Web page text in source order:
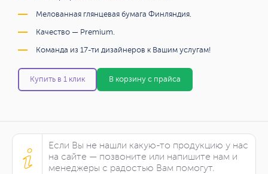
Мелованная глянцевая бумага Финляндия.
Качество — Premium.
Команда из 17-ти дизайнеров к Вашим услугам!
Купить в 1 клик В корзину с прайса
Если Вы не нашли какую-то продукцию у нас
на сайте — позвоните или напишите нам и
менеджеры с радостью Вам помогут.